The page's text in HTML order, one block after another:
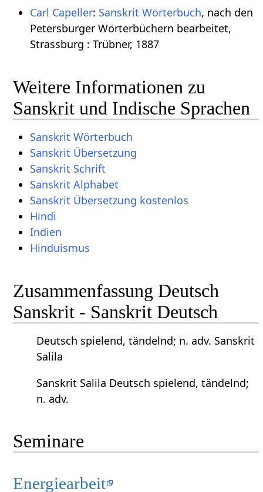
Carl Capeller: Sanskrit Wörterbuch, nach den
Petersburger Wörterbüchern bearbeitet,
Strassburg : Trübner, 1887
Weitere Informationen zu
Sanskrit und Indische Sprachen
Sanskrit Wörterbuch
Sanskrit Übersetzung
Sanskrit Schrift
Sanskrit Alphabet
Sanskrit Übersetzung kostenlos
Hindi
Indien
Hinduismus
Zusammenfassung Deutsch
Sanskrit - Sanskrit Deutsch
Deutsch spielend, tändelnd; n. adv. Sanskrit
Salila
Sanskrit Salila Deutsch spielend, tändelnd;
n. adv.
Seminare
Energiearbeit